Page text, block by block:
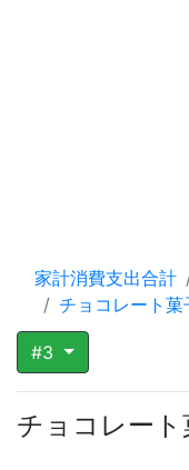
家計消費支出合計
チョコレート菓
#3
チョコレート